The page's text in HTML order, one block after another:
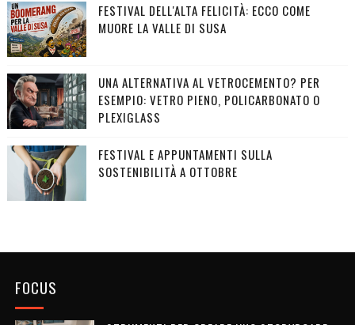
FESTIVAL DELL'ALTA FELICITÀ: ECCO COME
MUORE LA VALLE DI SUSA
UNA ALTERNATIVA AL VETROCEMENTO? PER
ESEMPIO: VETRO PIENO, POLICARBONATO O
PLEXIGLASS
FESTIVAL E APPUNTAMENTI SULLA
SOSTENIBILITÀ A OTTOBRE
FOCUS